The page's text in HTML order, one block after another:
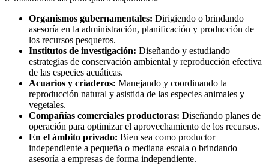
Organismos gubernamentales: Dirigiendo o brindando
asesoría en la administración, planificación y producción de
los recursos pesqueros.
Institutos de investigación: Diseñando y estudiando
estrategias de conservación ambiental y reproducción efectiva
de las especies acuáticas.
Acuarios y criaderos: Manejando y coordinando la
reproducción natural y asistida de las especies animales y
vegetales.
Compañías comerciales productoras: Diseñando planes de
operación para optimizar el aprovechamiento de los recursos.
En el ámbito privado: Bien sea como productor
independiente a pequeña o mediana escala o brindando
asesoría a empresas de forma independiente.